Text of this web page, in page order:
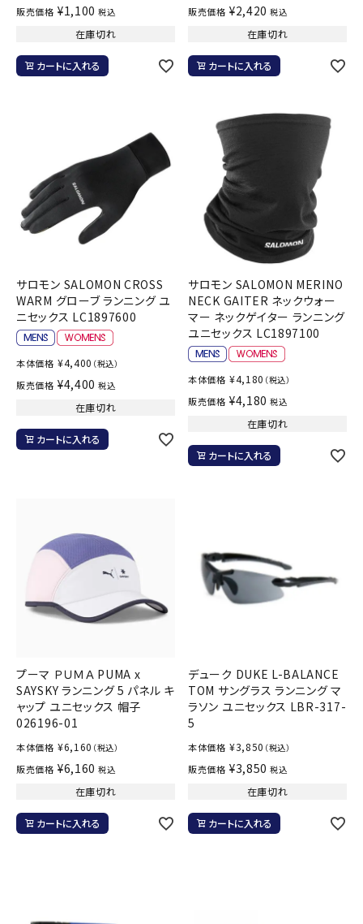
販売価格 ¥1,100 税込
在庫切れ
カートに入れる
販売価格 ¥2,420 税込
在庫切れ
カートに入れる
サロモン SALOMON CROSS
WARM グローブ ランニング ユ
ニセックス LC1897600
本体価格 ¥4,400 （税込）
販売価格 ¥4,400 税込
在庫切れ
カートに入れる
サロモン SALOMON MERINO
NECK GAITER ネックウォー
マー ネックゲイター ランニング
ユニセックス LC1897100
本体価格 ¥4,180 （税込）
販売価格 ¥4,180 税込
在庫切れ
カートに入れる
プーマ ＰＵＭＡ PUMA x
SAYSKY ランニング 5 パネル キ
ャップ ユニセックス 帽子
026196-01
本体価格 ¥6,160 （税込）
販売価格 ¥6,160 税込
在庫切れ
カートに入れる
デューク DUKE L-BALANCE
TOM サングラス ランニング マ
ラソン ユニセックス LBR-317-
5
本体価格 ¥3,850 （税込）
販売価格 ¥3,850 税込
在庫切れ
カートに入れる